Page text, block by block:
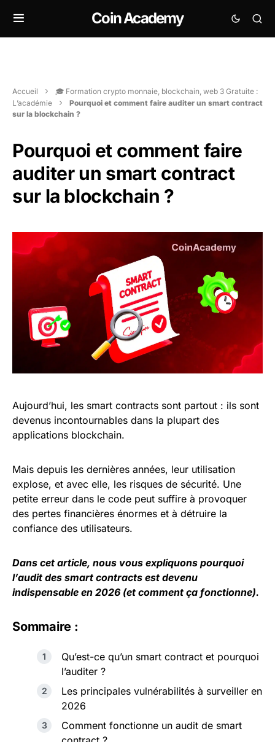
Coin Academy
Accueil
🎓 Formation crypto monnaie, blockchain, web 3 Gratuite :
L’académie
Pourquoi et comment faire auditer un smart contract
sur la blockchain ?
Pourquoi et comment faire
auditer un smart contract
sur la blockchain ?
Aujourd’hui, les smart contracts sont partout : ils sont
devenus incontournables dans la plupart des
applications blockchain.
Mais depuis les dernières années, leur utilisation
explose, et avec elle, les risques de sécurité. Une
petite erreur dans le code peut suffire à provoquer
des pertes financières énormes et à détruire la
confiance des utilisateurs.
Dans cet article, nous vous expliquons pourquoi
l’audit des smart contracts est devenu
indispensable en 2026 (et comment ça fonctionne).
Sommaire :
Qu’est-ce qu’un smart contract et pourquoi
l’auditer ?
Les principales vulnérabilités à surveiller en
2026
Comment fonctionne un audit de smart